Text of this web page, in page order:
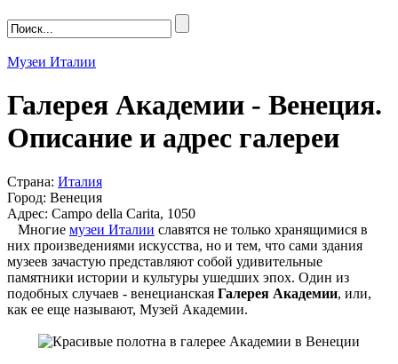
Музеи Италии
Галерея Академии - Венеция.
Описание и адрес галереи
Страна: Италия
Город: Венеция
Адрес: Campo della Carita, 1050
Многие музеи Италии славятся не только хранящимися в
них произведениями искусства, но и тем, что сами здания
музеев зачастую представляют собой удивительные
памятники истории и культуры ушедших эпох. Один из
подобных случаев - венецианская Галерея Академии, или,
как ее еще называют, Музей Академии.